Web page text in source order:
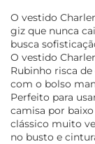
O vestido
giz que nunca
busca
O vestido
Rubinho risca
com o bolso
Perfeito para
camisa por
clássico muito
no busto e